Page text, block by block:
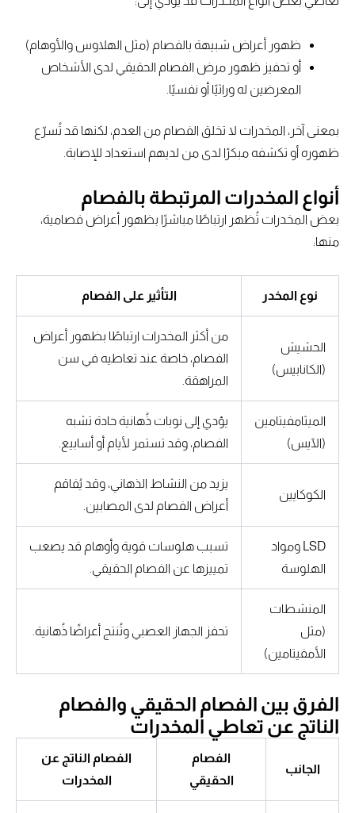
ظهور أعراض شبيهة بالفصام (مثل الهلاوس والأوهام)
أو تحفيز ظهور مرض الفصام الحقيقي لدى الأشخاص
المعرضين له وراثيًا أو نفسيًا.
بمعنى آخر، المخدرات لا تخلق الفصام من العدم، لكنها قد تُسرّع
ظهوره أو تكشفه مبكرًا لدى من لديهم استعداد للإصابة.
أنواع المخدرات المرتبطة بالفصام
بعض المخدرات تُظهر ارتباطًا مباشرًا بظهور أعراض فصامية،
منها:
نوع المخدر التأثير على الفصام
الحشيش
(الكانابيس)
من أكثر المخدرات ارتباطًا بظهور أعراض
الفصام، خاصة عند تعاطيه في سن
المراهقة.
الميثامفيتامين
(الآيس)
يؤدي إلى نوبات ذُهانية حادة تشبه
الفصام، وقد تستمر لأيام أو أسابيع.
الكوكايين
يزيد من النشاط الذهاني، وقد يُفاقم
أعراض الفصام لدى المصابين.
LSD ومواد
الهلوسة
تسبب هلوسات قوية وأوهام قد يصعب
تمييزها عن الفصام الحقيقي.
المنشطات
(مثل
الأمفيتامين)
تحفز الجهاز العصبي وتُنتج أعراضًا ذُهانية.
الفرق بين الفصام الحقيقي والفصام
الناتج عن تعاطي المخدرات
الجانب
الفصام
الحقيقي
الفصام الناتج عن
المخدرات